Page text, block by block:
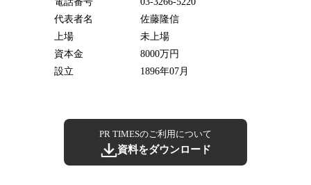
代表者名
佐藤隆信
上場
未上場
資本金
8000万円
設立
1896年07月
PR TIMESのご利用について
資料をダウンロード